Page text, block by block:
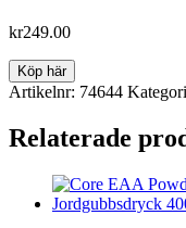
kr249.00
Köp här
Artikelnr: 74644
Relaterade